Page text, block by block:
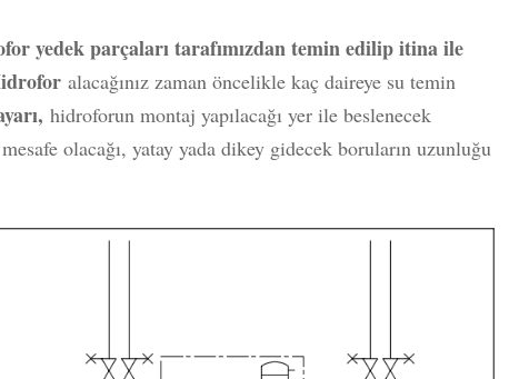
yedek parçaları tarafımızdan temin edilip itina ile
alacağınız zaman öncelikle kaç daireye su temin
hidroforun montaj yapılacağı yer ile beslenecek
olacağı, yatay yada dikey gidecek boruların uzunluğu